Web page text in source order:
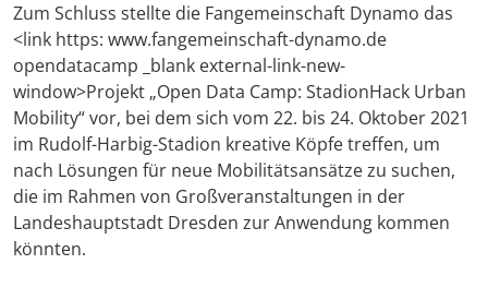
Zum Schluss stellte die Fangemeinschaft Dynamo das
<link https: www.fangemeinschaft-dynamo.de
opendatacamp _blank external-link-new-
window>Projekt „Open Data Camp: StadionHack Urban
Mobility“ vor, bei dem sich vom 22. bis 24. Oktober 2021
im Rudolf-Harbig-Stadion kreative Köpfe treffen, um
nach Lösungen für neue Mobilitätsansätze zu suchen,
die im Rahmen von Großveranstaltungen in der
Landeshauptstadt Dresden zur Anwendung kommen
könnten.